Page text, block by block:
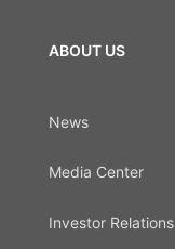
ABOUT US
News
Media Center
Investor Relations